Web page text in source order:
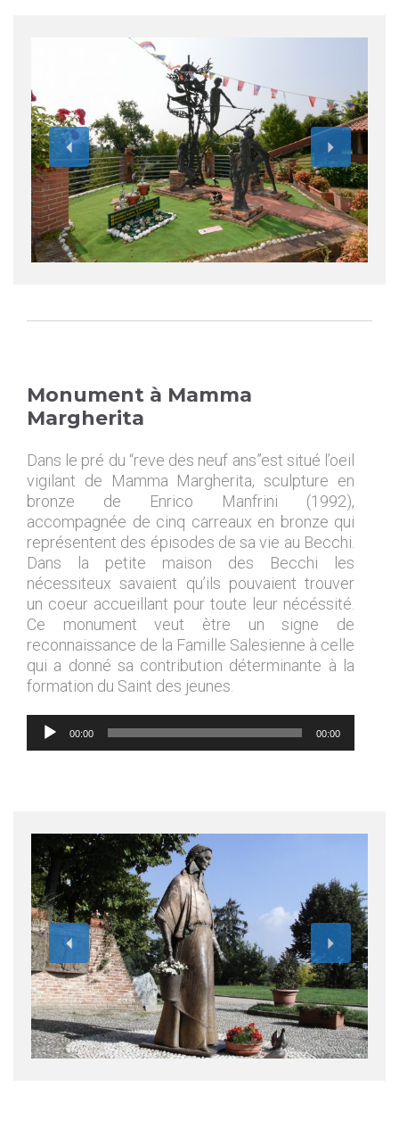
+
Love
it
Monument à Mamma
Margherita
Dans le pré du “reve des neuf ans”est situé l’oeil
vigilant de Mamma Margherita, sculpture en
bronze de Enrico Manfrini (1992),
accompagnée de cinq carreaux en bronze qui
représentent des épisodes de sa vie au Becchi.
Dans la petite maison des Becchi les
nécessiteux savaient qu’ils pouvaient trouver
un coeur accueillant pour toute leur nécéssité.
Ce monument veut ètre un signe de
reconnaissance de la Famille Salesienne à celle
qui a donné sa contribution déterminante à la
formation du Saint des jeunes.
Lecteur
audio
00:00 00:00
+
Love
it